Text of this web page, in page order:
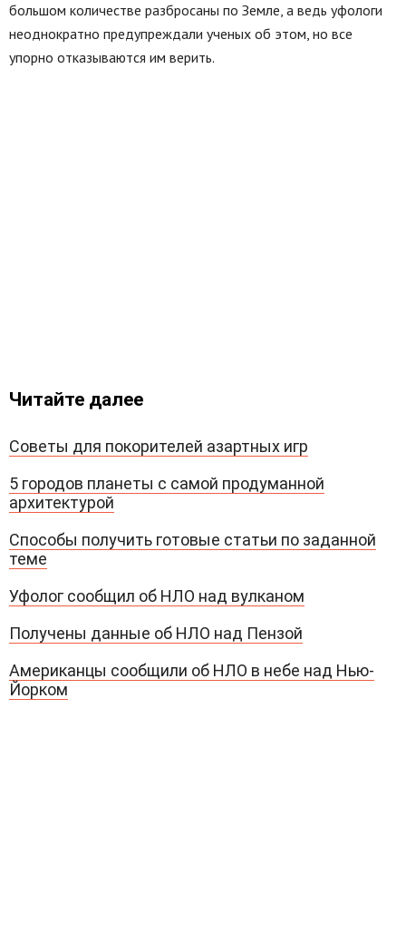
большом количестве разбросаны по Земле, а ведь уфологи
неоднократно предупреждали ученых об этом, но все
упорно отказываются им верить.
Читайте далее
Советы для покорителей азартных игр
5 городов планеты с самой продуманной
архитектурой
Способы получить готовые статьи по заданной
теме
Уфолог сообщил об НЛО над вулканом
Получены данные об НЛО над Пензой
Американцы сообщили об НЛО в небе над Нью-
Йорком